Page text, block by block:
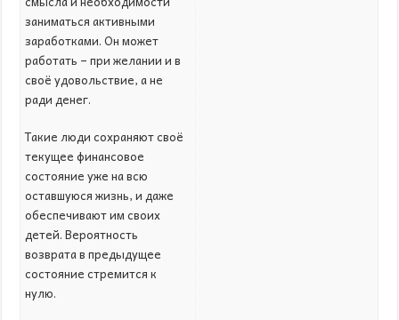
заниматься активными
заработками. Он может
работать – при желании и в
своё удовольствие, а не
ради денег.
Такие люди сохраняют своё
текущее финансовое
состояние уже на всю
оставшуюся жизнь, и даже
обеспечивают им своих
детей. Вероятность
возврата в предыдущее
состояние стремится к
нулю.